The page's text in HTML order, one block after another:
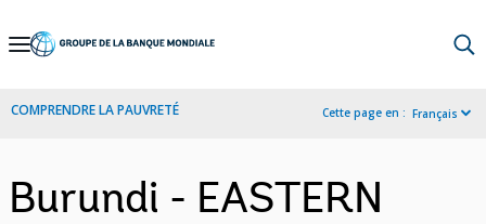
Skip
Navigation
COMPRENDRE LA PAUVRETÉ Cette page en : Français
Burundi - EASTERN